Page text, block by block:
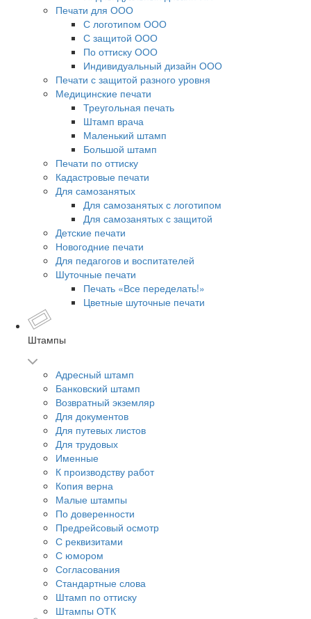
Печати для ООО
С логотипом ООО
С защитой ООО
По оттиску ООО
Индивидуальный дизайн ООО
Печати с защитой разного уровня
Медицинские печати
Треугольная печать
Штамп врача
Маленький штамп
Большой штамп
Печати по оттиску
Кадастровые печати
Для самозанятых
Для самозанятых с логотипом
Для самозанятых с защитой
Детские печати
Новогодние печати
Для педагогов и воспитателей
Шуточные печати
Печать «Все переделать!»
Цветные шуточные печати
Штампы
Адресный штамп
Банковский штамп
Возвратный экземляр
Для документов
Для путевых листов
Для трудовых
Именные
К производству работ
Копия верна
Малые штампы
По доверенности
Предрейсовый осмотр
С реквизитами
С юмором
Согласования
Стандартные слова
Штамп по оттиску
Штампы ОТК